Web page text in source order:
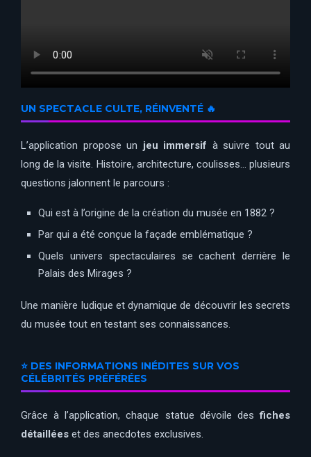
UN SPECTACLE CULTE, RÉINVENTÉ 🔥
L’application propose un jeu immersif à suivre tout au
long de la visite. Histoire, architecture, coulisses… plusieurs
questions jalonnent le parcours :
Qui est à l’origine de la création du musée en 1882 ?
Par qui a été conçue la façade emblématique ?
Quels univers spectaculaires se cachent derrière le
Palais des Mirages ?
Une manière ludique et dynamique de découvrir les secrets
du musée tout en testant ses connaissances.
⭐ DES INFORMATIONS INÉDITES SUR VOS
CÉLÉBRITÉS PRÉFÉRÉES
Grâce à l’application, chaque statue dévoile desfiches
détaillées et des anecdotes exclusives.